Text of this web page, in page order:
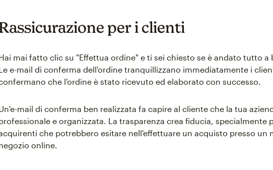
per i clienti
mai fatto clic su "Effettua ordine" e ti sei chiesto se è andato tutto a
e-mail di conferma dell'ordine tranquillizzano immediatamente i
che l'ordine è stato ricevuto ed elaborato con successo.
mail di conferma ben realizzata fa capire al cliente che la tua
e organizzata. La trasparenza crea fiducia, specialmente
che potrebbero esitare nell'effettuare un acquisto presso un
online.